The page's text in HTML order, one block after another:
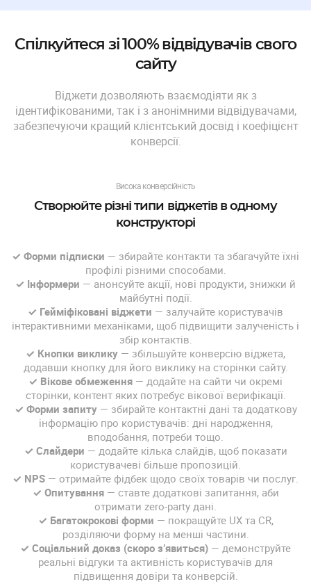
Спілкуйтеся зі 100% відвідувачів свого
сайту
Віджети дозволяють взаємодіяти як з
ідентифікованими, так і з анонімними відвідувачами,
забезпечуючи кращий клієнтський досвід і коефіцієнт
конверсії.
Висока конверсійність
Створюйте різні типи віджетів в одному
конструкторі
✓ Форми підписки — збирайте контакти та збагачуйте їхні
профілі різними способами.
✓ Інформери — анонсуйте акції, нові продукти, знижки й
майбутні події.
✓ Гейміфіковані віджети — залучайте користувачів
інтерактивними механіками, щоб підвищити залученість і
збір контактів.
✓ Кнопки виклику — збільшуйте конверсію віджета,
додавши кнопку для його виклику на сторінки сайту.
✓ Вікове обмеження — додайте на сайти чи окремі
сторінки, контент яких потребує вікової верифікації.
✓ Форми запиту— збирайте контактні дані та додаткову
інформацію про користувачів: дні народження,
вподобання, потреби тощо.
✓ Слайдери — додайте кілька слайдів, щоб показати
користувачеві більше пропозицій.
✓ NPS — отримайте фідбек щодо своїх товарів чи послуг.
✓ Опитування— ставте додаткові запитання, аби
отримати zero-party дані.
✓ Багатокрокові форми — покращуйте UX та CR,
розділяючи форму на менші частини.
✓ Соціальний доказ (скоро з’явиться) — демонструйте
реальні відгуки та активність користувачів для
підвищення довіри та конверсій.